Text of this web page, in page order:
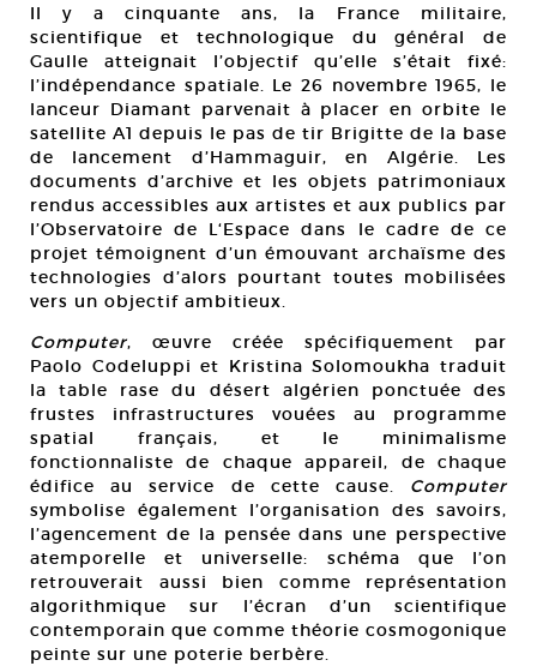
Il y a cinquante ans, la France militaire,
scientifique et technologique du général de
Gaulle atteignait l’objectif qu’elle s’était fixé:
l’indépendance spatiale. Le 26 novembre 1965, le
lanceur Diamant parvenait à placer en orbite le
satellite A1 depuis le pas de tir Brigitte de la base
de lancement d’Hammaguir, en Algérie. Les
documents d’archive et les objets patrimoniaux
rendus accessibles aux artistes et aux publics par
l’Observatoire de L‘Espace dans le cadre de ce
projet témoignent d’un émouvant archaïsme des
technologies d’alors pourtant toutes mobilisées
vers un objectif ambitieux.
Computer, œuvre créée spécifiquement par
Paolo Codeluppi et Kristina Solomoukha traduit
la table rase du désert algérien ponctuée des
frustes infrastructures vouées au programme
spatial français, et le minimalisme
fonctionnaliste de chaque appareil, de chaque
édifice au service de cette cause. Computer
symbolise également l’organisation des savoirs,
l’agencement de la pensée dans une perspective
atemporelle et universelle: schéma que l’on
retrouverait aussi bien comme représentation
algorithmique sur l’écran d’un scientifique
contemporain que comme théorie cosmogonique
peinte sur une poterie berbère.